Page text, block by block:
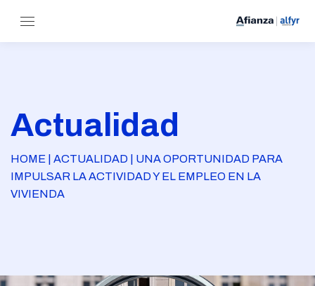
Actualidad
HOME | ACTUALIDAD | UNA OPORTUNIDAD PARA
IMPULSAR LA ACTIVIDAD Y EL EMPLEO EN LA
VIVIENDA